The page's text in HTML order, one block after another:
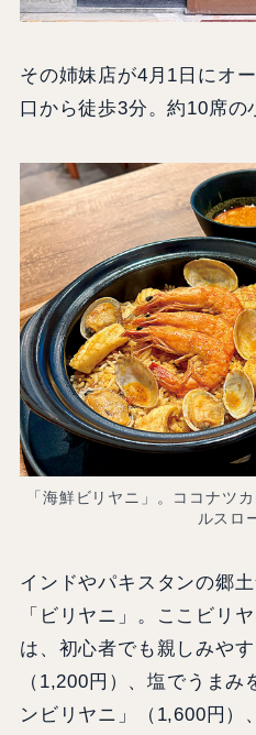
その姉妹店が4月1日にオ
口から徒歩3分。約10席の
「海鮮ビリヤニ」。ココナツ
ルスロ
インドやパキスタンの郷
「ビリヤニ」。ここビリ
は、初心者でも親しみや
（1,200円）、塩でうまみ
ンビリヤニ」（1,600円）